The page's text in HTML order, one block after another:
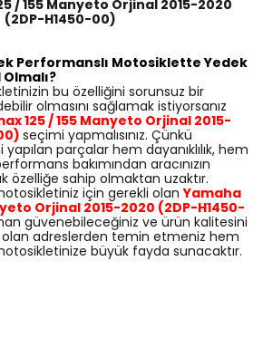
/ 155 Manyeto Orjinal 2015-2020
(2DP-H1450-00)
Performanslı Motosiklette Yedek
bu özelliğini sorunsuz bir
olmasını sağlamak istiyorsanız
125 / 155 Manyeto Orjinal 2015-
seçimi yapmalısınız. Çünkü
parçalar hem dayanıklılık, hem
bakımından aracınızın
özelliğe sahip olmaktan uzaktır.
için gerekli olanYamaha
Orjinal 2015-2020 (2DP-H1450-
güvenebileceğiniz ve ürün kalitesini
olan adreslerden temin etmeniz hem
büyük fayda sunacaktır.